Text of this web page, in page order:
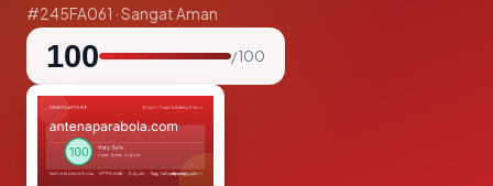
#245FA061 · Sangat Aman
100 / 100